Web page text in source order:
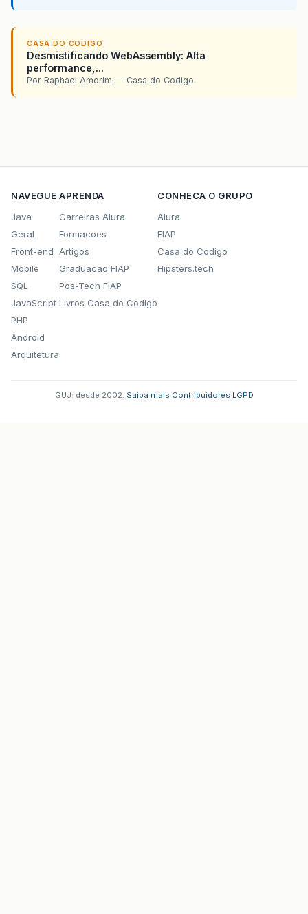
CASA DO CODIGO
Desmistificando WebAssembly: Alta
performance,...
Por Raphael Amorim — Casa do Codigo
NAVEGUE
Java
Geral
Front-end
Mobile
SQL
JavaScript
PHP
Android
Arquitetura
APRENDA
Carreiras Alura
Formacoes
Artigos
Graduacao FIAP
Pos-Tech FIAP
Livros Casa do Codigo
CONHECA O GRUPO
Alura
FIAP
Casa do Codigo
Hipsters.tech
GUJ: desde 2002. Saiba mais Contribuidores LGPD